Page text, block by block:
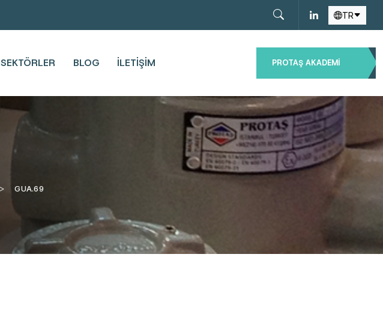
TR
SEKTÖRLER BLOG İLETIŞIM PROTAŞ AKADEMI
GUA.69